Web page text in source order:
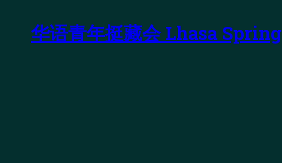
华语青年挺藏会 Lhasa Spring